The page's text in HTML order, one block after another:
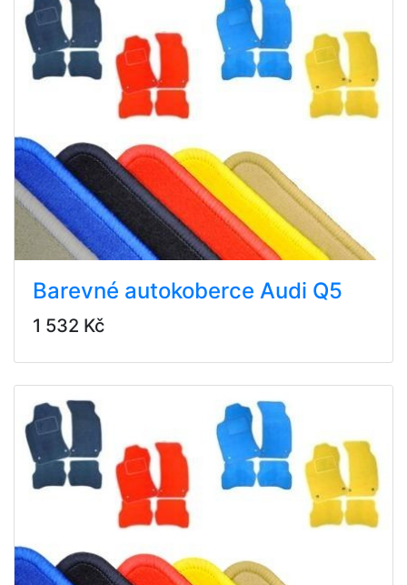
Barevné autokoberce Audi Q5
1 532 Kč